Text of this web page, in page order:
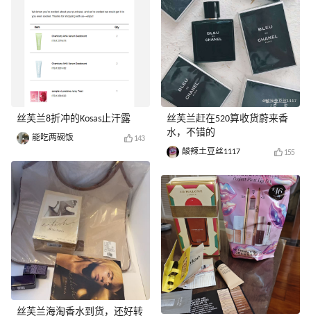
丝芙兰8折冲的Kosas止汗露
能吃两碗饭 143
丝芙兰海淘香水到货，还好转
丝芙兰赶在520算收货蔚来香
水，不错的
酸辣土豆丝1117 155